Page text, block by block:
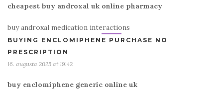
cheapest buy androxal uk online pharmacy
buy androxal medication interactions
BUYING ENCLOMIPHENE PURCHASE NO
PRESCRIPTION
16. augusta 2025 at 19:42
buy enclomiphene generic online uk